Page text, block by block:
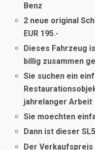
Benz
2 neue original
EUR 195.-
Dieses Fahrzeug
billig zusammen
Sie suchen ein
jahrelanger Arbeit
Sie moechten
Dann ist dieser
Der